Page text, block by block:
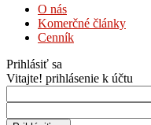
O nás
Komerčné články
Cenník
Prihlásiť sa
Vitajte! prihlásenie k účtu